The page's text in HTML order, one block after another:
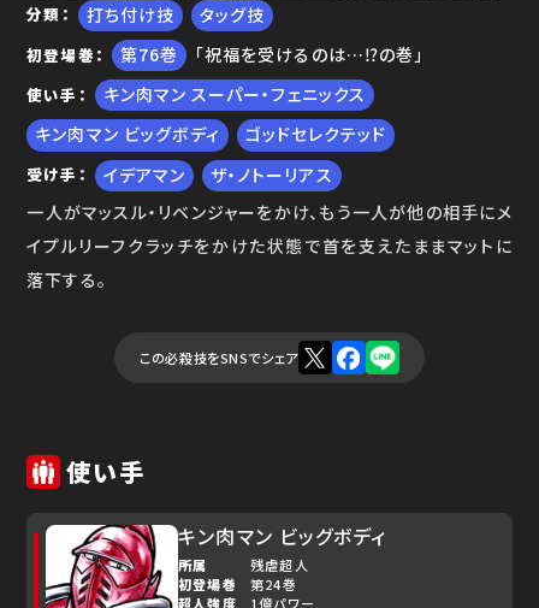
分類 打ち付け技 タッグ技
初登場巻 76 「祝福を受けるのは…⁉の巻」
使い手
キン肉マン スーパー・フェニックス
キン肉マン ビッグボディ
ゴッドセレクテッド
受け手 イデアマン
ザ・ノトーリアス
一人がマッスル・リベンジャーをかけ、もう一人が他の相手にメ
イプルリーフクラッチをかけた状態で首を支えたままマットに
落下する。
この必殺技をSNSでシェア
使い手
キン肉マン ビッグボディ
所属
残虐超人
初登場巻
第24巻
超人強度
1億パワー